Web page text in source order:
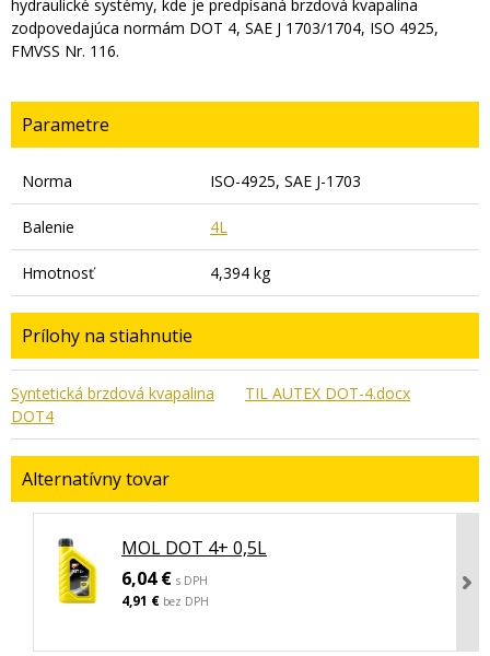
hydraulické systémy, kde je predpísaná brzdová kvapalina
zodpovedajúca normám DOT 4, SAE J 1703/1704, ISO 4925,
FMVSS Nr. 116.
Parametre
Norma ISO-4925, SAE J-1703
Balenie 4L
Hmotnosť 4,394 kg
Prílohy na stiahnutie
Syntetická brzdová kvapalina
DOT4
TIL AUTEX DOT-4.docx
Alternatívny tovar
MOL DOT 4+ 0,5L
6,04 € s DPH
4,91 € bez DPH